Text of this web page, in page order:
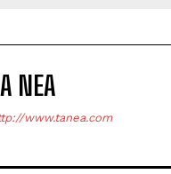
NEA
www.tanea.com